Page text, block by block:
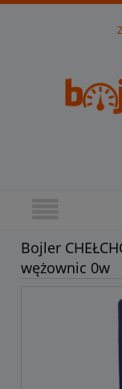
Bojler
wężownic 0w